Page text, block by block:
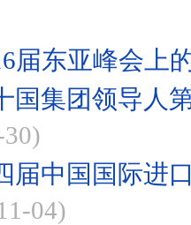
届东亚峰会上
国集团领导人
届中国国际进
04)